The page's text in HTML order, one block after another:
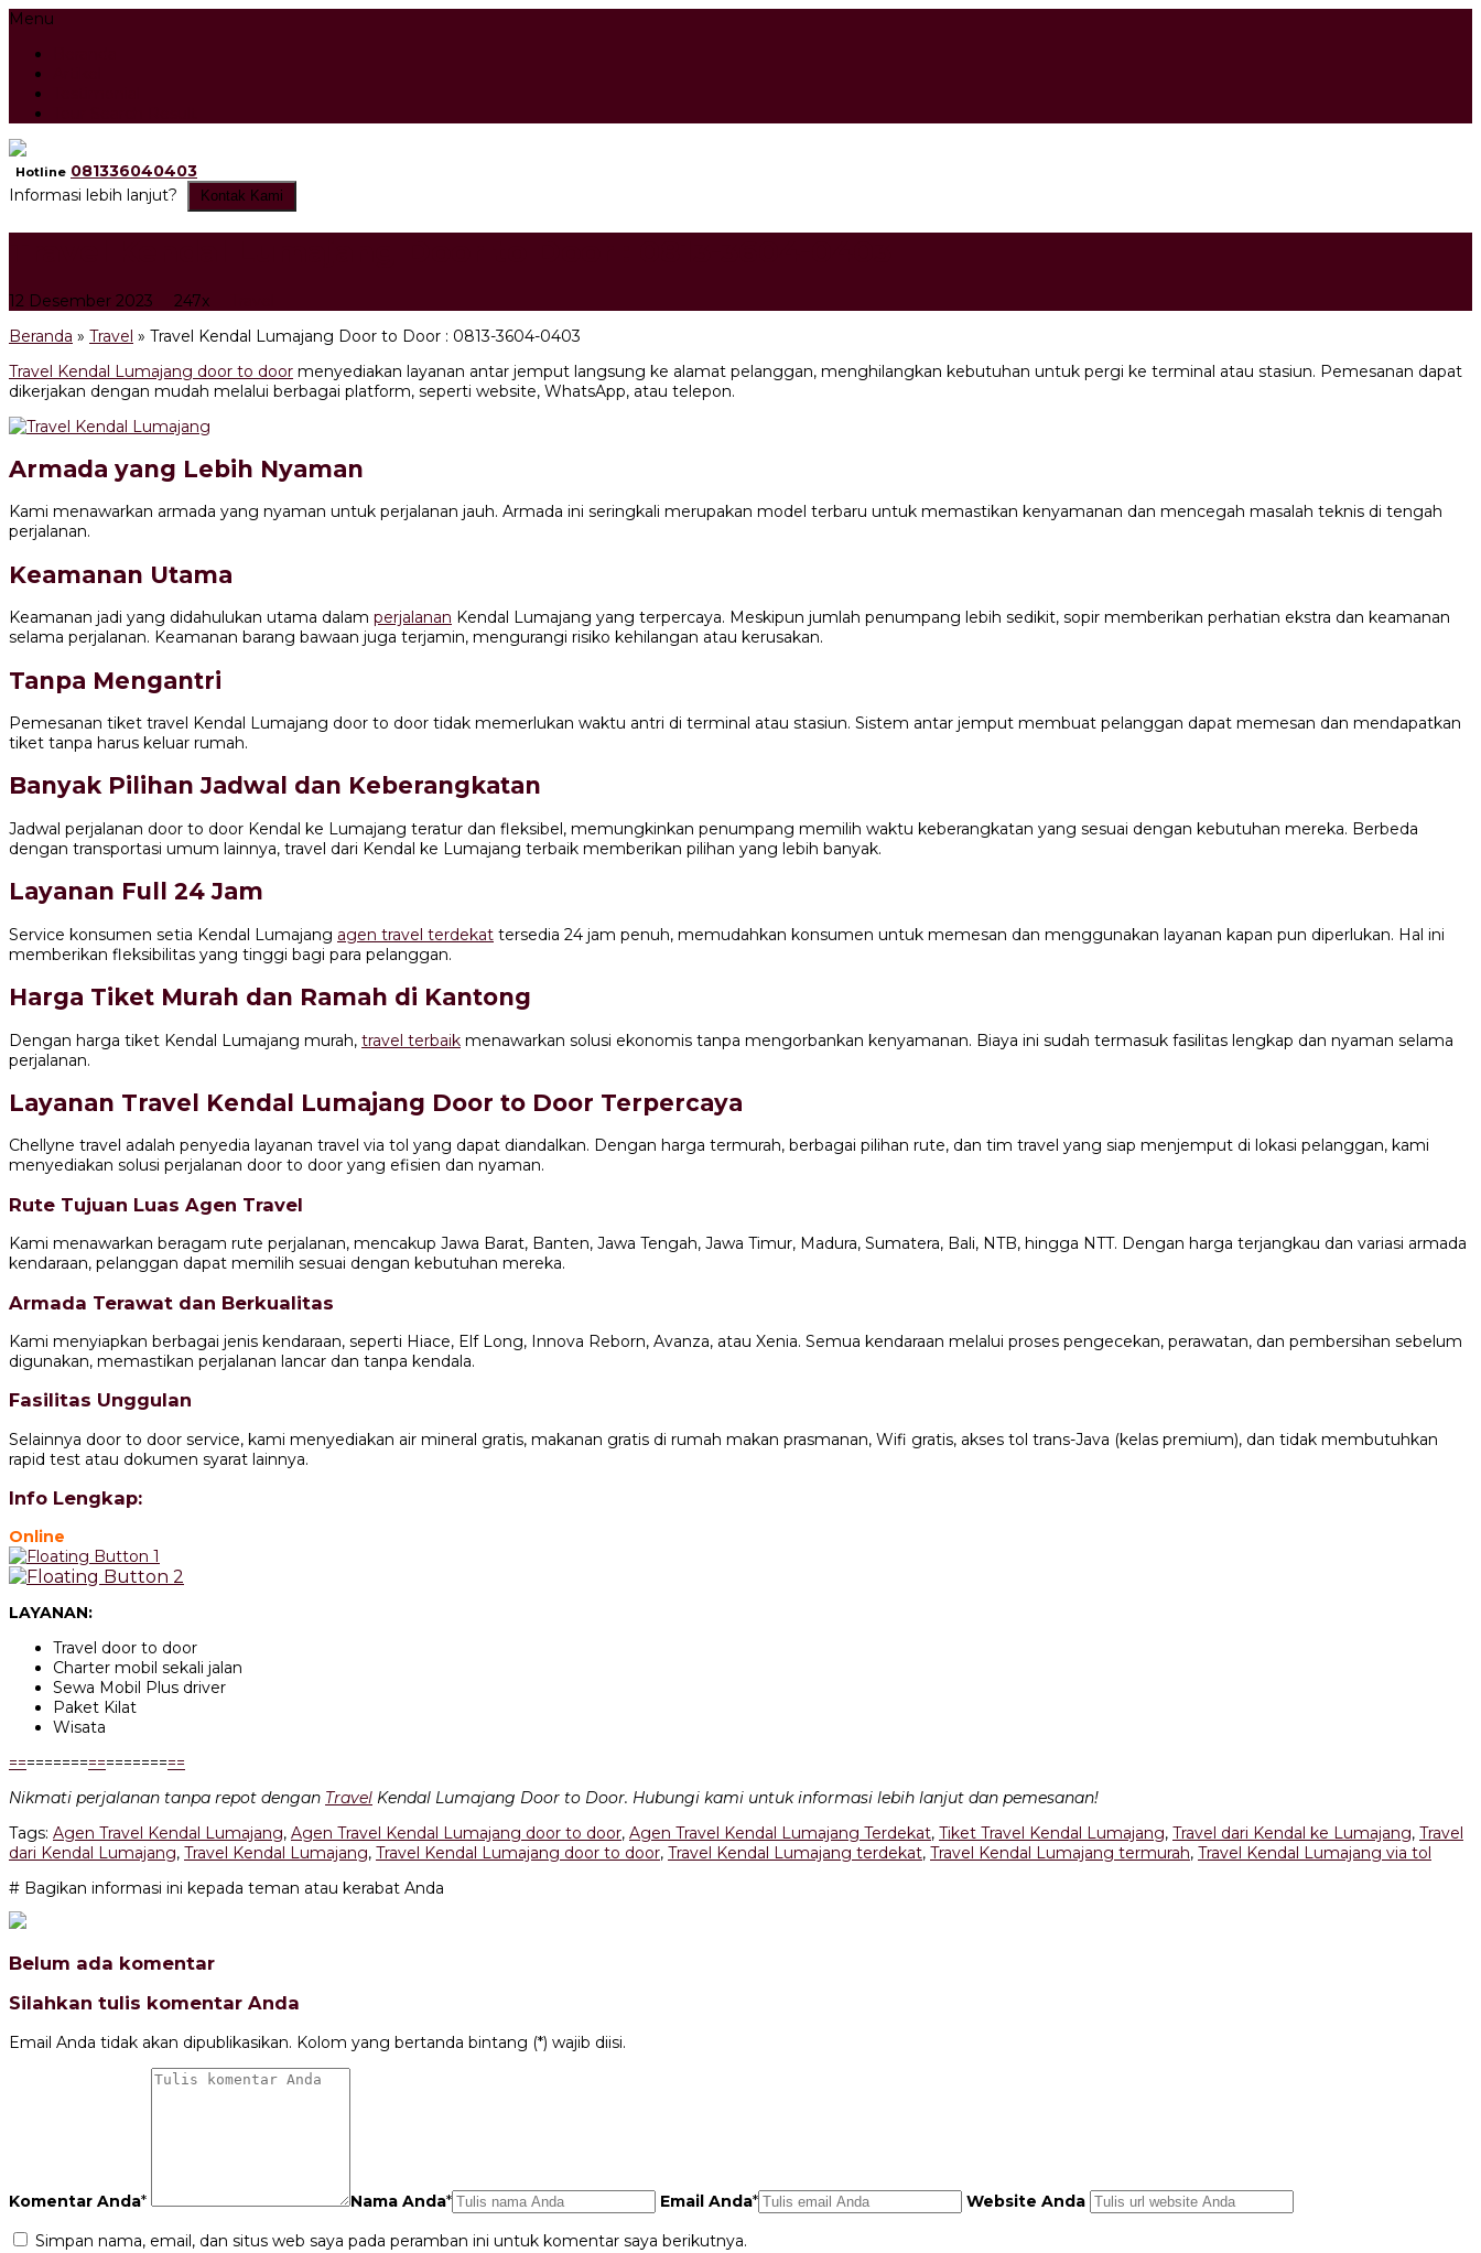
Menu
Hotline 081336040403
Informasi lebih lanjut?
Kontak Kami
12 Desember 2023 247x
Beranda » Travel » Travel Kendal Lumajang Door to Door : 0813-3604-0403
Travel Kendal Lumajang door to door menyediakan layanan antar jemput langsung ke alamat pelanggan, menghilangkan kebutuhan untuk pergi ke terminal atau stasiun. Pemesanan dapat
dikerjakan dengan mudah melalui berbagai platform, seperti website, WhatsApp, atau telepon.
Armada yang Lebih Nyaman
Kami menawarkan armada yang nyaman untuk perjalanan jauh. Armada ini seringkali merupakan model terbaru untuk memastikan kenyamanan dan mencegah masalah teknis di tengah
perjalanan.
Keamanan Utama
Keamanan jadi yang didahulukan utama dalam perjalanan Kendal Lumajang yang terpercaya. Meskipun jumlah penumpang lebih sedikit, sopir memberikan perhatian ekstra dan keamanan
selama perjalanan. Keamanan barang bawaan juga terjamin, mengurangi risiko kehilangan atau kerusakan.
Tanpa Mengantri
Pemesanan tiket travel Kendal Lumajang door to door tidak memerlukan waktu antri di terminal atau stasiun. Sistem antar jemput membuat pelanggan dapat memesan dan mendapatkan
tiket tanpa harus keluar rumah.
Banyak Pilihan Jadwal dan Keberangkatan
Jadwal perjalanan door to door Kendal ke Lumajang teratur dan fleksibel, memungkinkan penumpang memilih waktu keberangkatan yang sesuai dengan kebutuhan mereka. Berbeda
dengan transportasi umum lainnya, travel dari Kendal ke Lumajang terbaik memberikan pilihan yang lebih banyak.
Layanan Full 24 Jam
Service konsumen setia Kendal Lumajang agen travel terdekat tersedia 24 jam penuh, memudahkan konsumen untuk memesan dan menggunakan layanan kapan pun diperlukan. Hal ini
memberikan fleksibilitas yang tinggi bagi para pelanggan.
Harga Tiket Murah dan Ramah di Kantong
Dengan harga tiket Kendal Lumajang murah, travel terbaik menawarkan solusi ekonomis tanpa mengorbankan kenyamanan. Biaya ini sudah termasuk fasilitas lengkap dan nyaman selama
perjalanan.
Layanan Travel Kendal Lumajang Door to Door Terpercaya
Chellyne travel adalah penyedia layanan travel via tol yang dapat diandalkan. Dengan harga termurah, berbagai pilihan rute, dan tim travel yang siap menjemput di lokasi pelanggan, kami
menyediakan solusi perjalanan door to door yang efisien dan nyaman.
Rute Tujuan Luas Agen Travel
Kami menawarkan beragam rute perjalanan, mencakup Jawa Barat, Banten, Jawa Tengah, Jawa Timur, Madura, Sumatera, Bali, NTB, hingga NTT. Dengan harga terjangkau dan variasi armada
kendaraan, pelanggan dapat memilih sesuai dengan kebutuhan mereka.
Armada Terawat dan Berkualitas
Kami menyiapkan berbagai jenis kendaraan, seperti Hiace, Elf Long, Innova Reborn, Avanza, atau Xenia. Semua kendaraan melalui proses pengecekan, perawatan, dan pembersihan sebelum
digunakan, memastikan perjalanan lancar dan tanpa kendala.
Fasilitas Unggulan
Selainnya door to door service, kami menyediakan air mineral gratis, makanan gratis di rumah makan prasmanan, Wifi gratis, akses tol trans-Java (kelas premium), dan tidak membutuhkan
rapid test atau dokumen syarat lainnya.
Info Lengkap:
Online
LAYANAN:
Travel door to door
Charter mobil sekali jalan
Sewa Mobil Plus driver
Paket Kilat
Wisata
====================
Nikmati perjalanan tanpa repot dengan Travel Kendal Lumajang Door to Door. Hubungi kami untuk informasi lebih lanjut dan pemesanan!
Tags: Agen Travel Kendal Lumajang, Agen Travel Kendal Lumajang door to door, Agen Travel Kendal Lumajang Terdekat, Tiket Travel Kendal Lumajang, Travel dari Kendal ke Lumajang, Travel
dari Kendal Lumajang, Travel Kendal Lumajang, Travel Kendal Lumajang door to door, Travel Kendal Lumajang terdekat, Travel Kendal Lumajang termurah, Travel Kendal Lumajang via tol
# Bagikan informasi ini kepada teman atau kerabat Anda
Belum ada komentar
Silahkan tulis komentar Anda
Email Anda tidak akan dipublikasikan. Kolom yang bertanda bintang (*) wajib diisi.
Komentar Anda* Nama Anda* Email Anda*
Website Anda
Simpan nama, email, dan situs web saya pada peramban ini untuk komentar saya berikutnya.